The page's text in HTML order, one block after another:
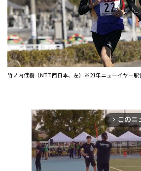
竹ノ内佳樹（NTT西日本、左）※21年ニューイヤー駅
arrow_forward_ios このニ